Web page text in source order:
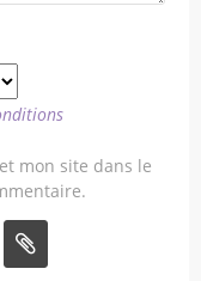
mon site dans le